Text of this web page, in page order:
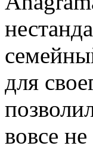
для
вовсе